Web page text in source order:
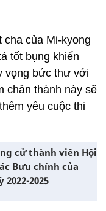
của Mi-kyong
tốt bụng khiến
vọng bức thư với
chân thành này sẽ
yêu cuộc thi
cử thành viên Hội
Bưu chính của
2022-2025